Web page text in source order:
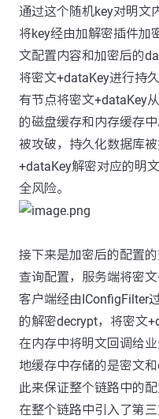
通过这个随机key对明文
将key经由加解密插件加
文配置内容和加密后的
将密文+dataKey进行持
有节点将密文+dataKey
的磁盘缓存和内存缓存
被攻破，持久化数据库
+dataKey解密对应的明
全风险。
接下来是加密后的配置
查询配置，服务端将密
客户端经由IConfigFilter
的解密decrypt，将密文
在内存中将明文回调给
地缓存中存储的是密文
此来保证整个链路中的配
在整个链路中引入了第